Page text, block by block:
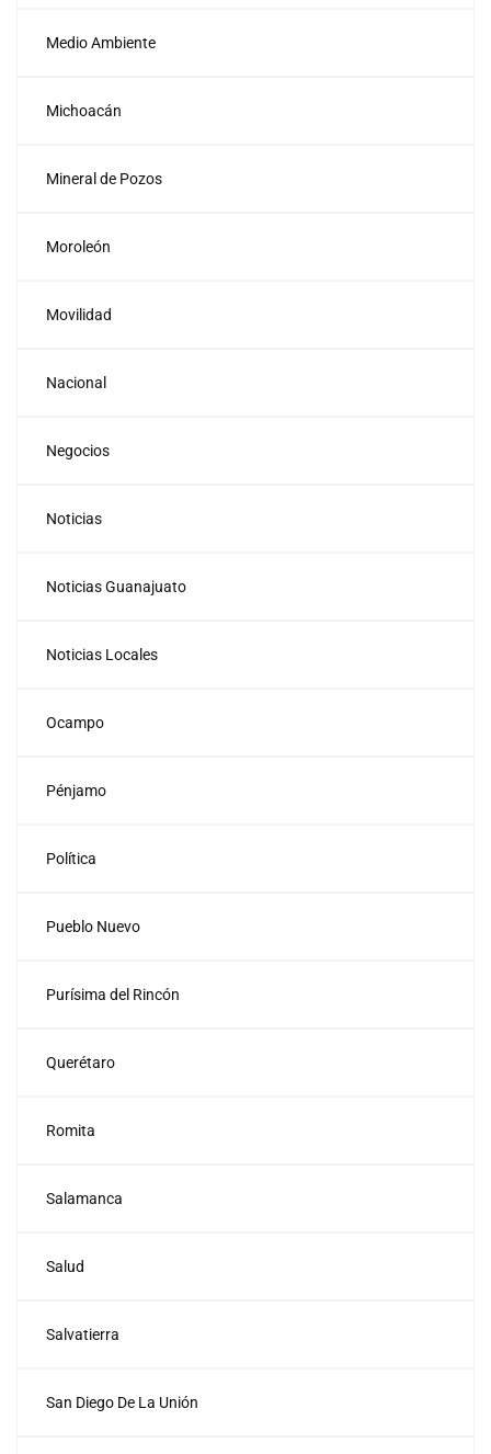
Medio Ambiente
Michoacán
Mineral de Pozos
Moroleón
Movilidad
Nacional
Negocios
Noticias
Noticias Guanajuato
Noticias Locales
Ocampo
Pénjamo
Política
Pueblo Nuevo
Purísima del Rincón
Querétaro
Romita
Salamanca
Salud
Salvatierra
San Diego De La Unión